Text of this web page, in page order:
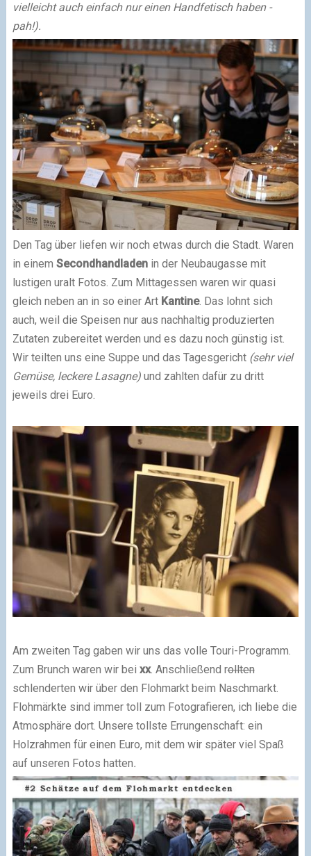
vielleicht auch einfach nur einen Handfetisch haben -
pah!).
Den Tag über liefen wir noch etwas durch die Stadt. Waren
in einem Secondhandladen in der Neubaugasse mit
lustigen uralt Fotos. Zum Mittagessen waren wir quasi
gleich neben an in so einer Art Kantine. Das lohnt sich
auch, weil die Speisen nur aus nachhaltig produzierten
Zutaten zubereitet werden und es dazu noch günstig ist.
Wir teilten uns eine Suppe und das Tagesgericht (sehr viel
Gemüse, leckere Lasagne) und zahlten dafür zu dritt
jeweils drei Euro.
Am zweiten Tag gaben wir uns das volle Touri-Programm.
Zum Brunch waren wir bei xx. Anschließend rollten
schlenderten wir über den Flohmarkt beim Naschmarkt.
Flohmärkte sind immer toll zum Fotografieren, ich liebe die
Atmosphäre dort. Unsere tollste Errungenschaft: ein
Holzrahmen für einen Euro, mit dem wir später viel Spaß
auf unseren Fotos hatten.